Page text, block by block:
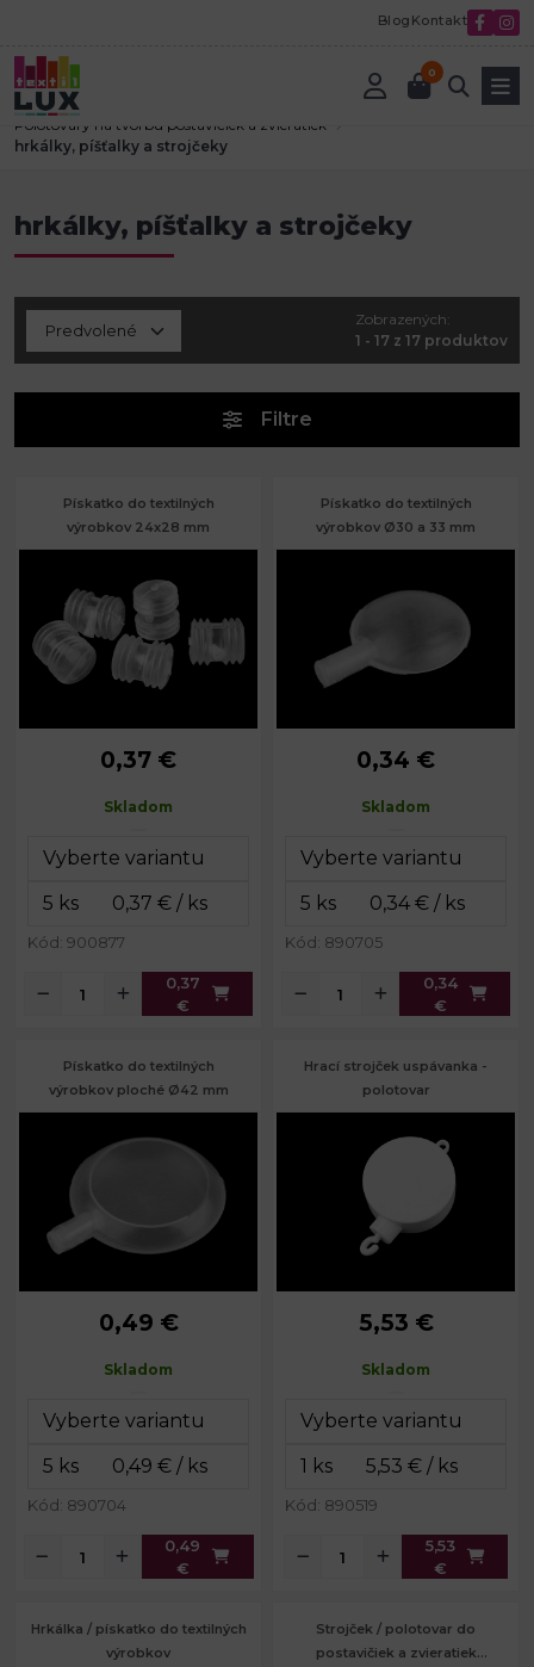
Blog Kontakt
0
Úvod
Polotovary na tvorbu postavičiek a zvieratiek
hrkálky, píšťalky a strojčeky
hrkálky, píšťalky a strojčeky
Zobrazených:
1 - 17 z 17 produktov
Filtre
Pískatko do textilných
výrobkov 24x28 mm
Priemer:
24 mm
0,37 €
Skladom
Kód: 900877
0,37
€
Pískatko do textilných
výrobkov Ø30 a 33 mm
Priemer:
č. 1: 30 mm
0,34 €
Skladom
Kód: 890705
0,34
€
Pískatko do textilných
výrobkov ploché Ø42 mm
Priemer:
42 mm
0,49 €
Skladom
Kód: 890704
0,49
€
Hrací strojček uspávanka -
polotovar
Rozmery:
7 x 10,7 x 3,7 cm
5,53 €
Skladom
Kód: 890519
5,53
€
Hrkálka / pískatko do textilných
výrobkov
Strojček / polotovar do
postavičiek a zvieratiek